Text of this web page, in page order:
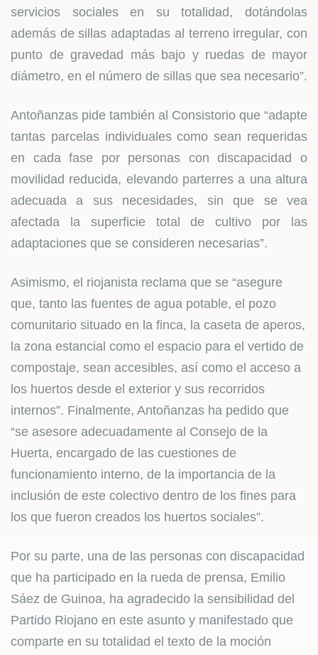
servicios sociales en su totalidad, dotándolas
además de sillas adaptadas al terreno irregular, con
punto de gravedad más bajo y ruedas de mayor
diámetro, en el número de sillas que sea necesario”.
Antoñanzas pide también al Consistorio que “adapte
tantas parcelas individuales como sean requeridas
en cada fase por personas con discapacidad o
movilidad reducida, elevando parterres a una altura
adecuada a sus necesidades, sin que se vea
afectada la superficie total de cultivo por las
adaptaciones que se consideren necesarias”.
Asimismo, el riojanista reclama que se “asegure
que, tanto las fuentes de agua potable, el pozo
comunitario situado en la finca, la caseta de aperos,
la zona estancial como el espacio para el vertido de
compostaje, sean accesibles, así como el acceso a
los huertos desde el exterior y sus recorridos
internos”. Finalmente, Antoñanzas ha pedido que
“se asesore adecuadamente al Consejo de la
Huerta, encargado de las cuestiones de
funcionamiento interno, de la importancia de la
inclusión de este colectivo dentro de los fines para
los que fueron creados los huertos sociales”.
Por su parte, una de las personas con discapacidad
que ha participado en la rueda de prensa, Emilio
Sáez de Guinoa, ha agradecido la sensibilidad del
Partido Riojano en este asunto y manifestado que
comparte en su totalidad el texto de la moción